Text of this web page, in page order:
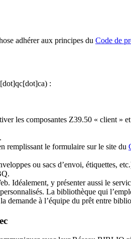
adhérer aux principes du Code de
:
les composantes Z39.50 « client »
remplissant le formulaire sur le site du
ou sacs d’envoi, étiquettes,
Idéalement, y présenter aussi le
La bibliothèque qui
demande à l’équipe du prêt entre